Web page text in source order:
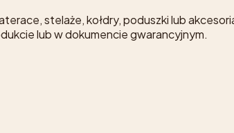
stelaże, kołdry, poduszki lub
lub w dokumencie gwarancyjnym.